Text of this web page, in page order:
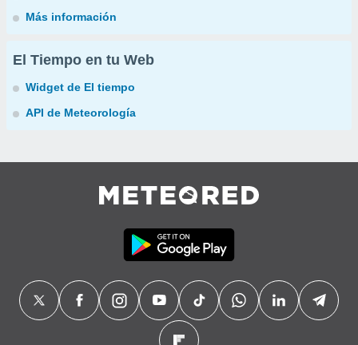
Más información
El Tiempo en tu Web
Widget de El tiempo
API de Meteorología